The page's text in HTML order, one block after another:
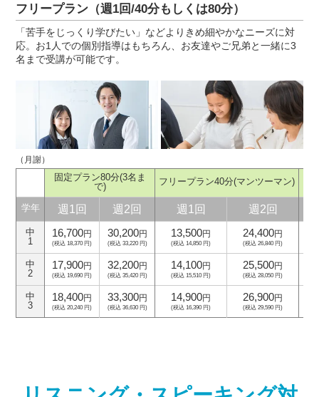
フリープラン（週1回/40分もしくは80分）
「苦手をじっくり学びたい」などよりきめ細やかなニーズに対
応。お1人での個別指導はもちろん、お友達やご兄弟と一緒に3
名まで受講が可能です。
（月謝）
固定プラン80分(3名ま
で)
フリープラン40分(マンツーマン)
学年 週1回 週2回 週1回 週2回
中
1
16,700円
(税込 18,370 円)
30,200円
(税込 33,220 円)
13,500円
(税込 14,850 円)
24,400円
(税込 26,840 円)
中
2
17,900円
(税込 19,690 円)
32,200円
(税込 35,420 円)
14,100円
(税込 15,510 円)
25,500円
(税込 28,050 円)
中
3
18,400円
(税込 20,240 円)
33,300円
(税込 36,630 円)
14,900円
(税込 16,390 円)
26,900円
(税込 29,590 円)